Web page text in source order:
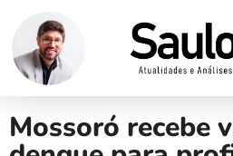
Mossoró recebe